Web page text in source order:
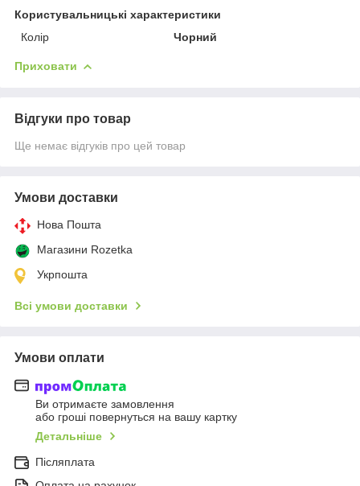
Користувальницькі характеристики
Колір
Чорний
Приховати
Відгуки про товар
Ще немає відгуків про цей товар
Умови доставки
Нова Пошта
Магазини Rozetka
Укрпошта
Всі умови доставки
Умови оплати
Ви отримаєте замовлення
або гроші повернуться на вашу картку
Детальніше
Післяплата